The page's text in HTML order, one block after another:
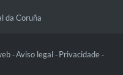
da Coruña
-Aviso legal - Privacidade -